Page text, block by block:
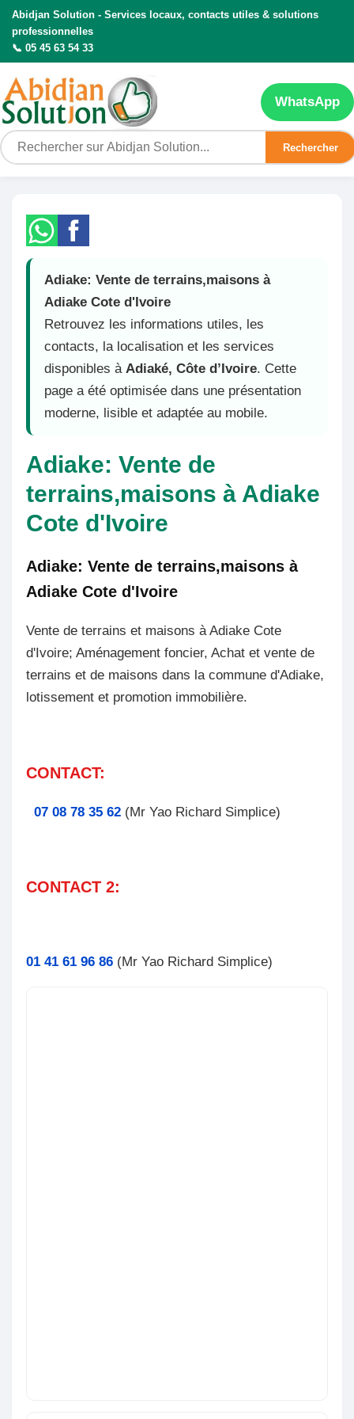
Abidjan Solution - Services locaux, contacts utiles & solutions
professionnelles
📞 05 45 63 54 33
Rechercher
WhatsApp
Adiake: Vente de terrains,maisons à
Adiake Cote d'Ivoire
Retrouvez les informations utiles, les
contacts, la localisation et les services
disponibles à Adiaké, Côte d’Ivoire. Cette
page a été optimisée dans une présentation
moderne, lisible et adaptée au mobile.
Adiake: Vente de
terrains,maisons à Adiake
Cote d'Ivoire
Adiake: Vente de terrains,maisons à
Adiake Cote d'Ivoire
Vente de terrains et maisons à Adiake Cote
d'Ivoire; Aménagement foncier, Achat et vente de
terrains et de maisons dans la commune d'Adiake,
lotissement et promotion immobilière.
CONTACT:
07 08 78 35 62 (Mr Yao Richard Simplice)
CONTACT 2:
01 41 61 96 86 (Mr Yao Richard Simplice)